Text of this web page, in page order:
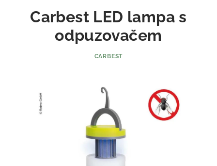
Carbest LED lampa s
odpuzovačem
CARBEST